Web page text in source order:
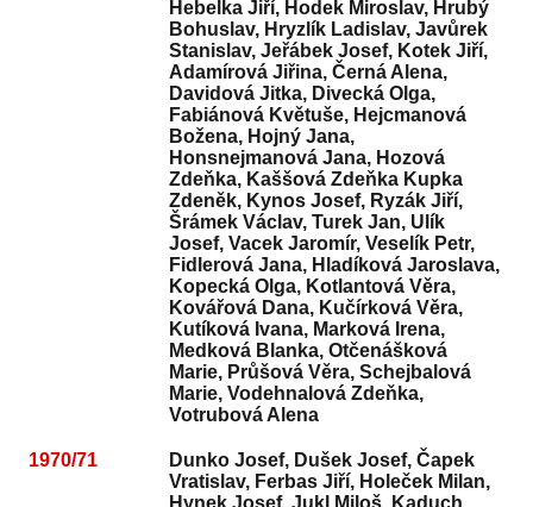
Hebelka Jiří, Hodek Miroslav, Hrubý
Bohuslav, Hryzlík Ladislav, Javůrek
Stanislav, Jeřábek Josef, Kotek Jiří,
Adamírová Jiřina, Černá Alena,
Davidová Jitka, Divecká Olga,
Fabiánová Květuše, Hejcmanová
Božena, Hojný Jana,
Honsnejmanová Jana, Hozová
Zdeňka, Kaššová Zdeňka Kupka
Zdeněk, Kynos Josef, Ryzák Jiří,
Šrámek Václav, Turek Jan, Ulík
Josef, Vacek Jaromír, Veselík Petr,
Fidlerová Jana, Hladíková Jaroslava,
Kopecká Olga, Kotlantová Věra,
Kovářová Dana, Kučírková Věra,
Kutíková Ivana, Marková Irena,
Medková Blanka, Otčenášková
Marie, Průšová Věra, Schejbalová
Marie, Vodehnalová Zdeňka,
Votrubová Alena
1970/71
Dunko Josef, Dušek Josef, Čapek
Vratislav, Ferbas Jiří, Holeček Milan,